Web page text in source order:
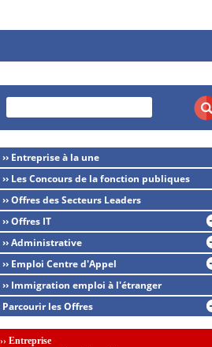
›› Entreprise à la une
›› Les Concours de la fonction publiques
›› Offres des Secteurs Leaders
›› Offres IT
›› Administrative
›› Emploi Centre d'Appel
›› Immigration emploi à l'étranger
Parcourir les Offres
›› Entreprise